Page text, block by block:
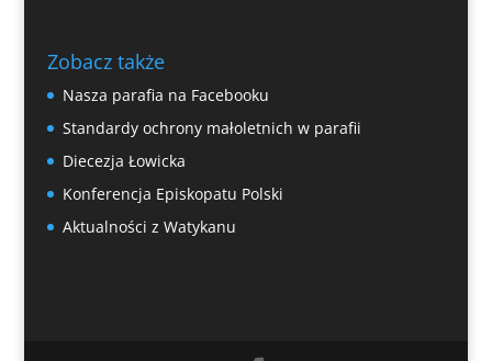
Zobacz także
Nasza parafia na Facebooku
Standardy ochrony małoletnich w parafii
Diecezja Łowicka
Konferencja Episkopatu Polski
Aktualności z Watykanu